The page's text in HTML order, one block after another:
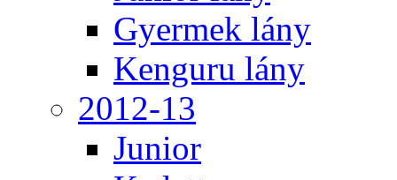
Gyermek lány
Kenguru lány
2012-13
Junior